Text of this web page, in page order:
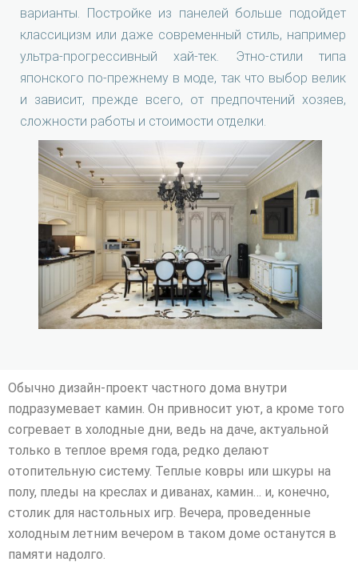
варианты. Постройке из панелей больше подойдет
классицизм или даже современный стиль, например
ультра-прогрессивный хай-тек. Этно-стили типа
японского по-прежнему в моде, так что выбор велик
и зависит, прежде всего, от предпочтений хозяев,
сложности работы и стоимости отделки.
Обычно дизайн-проект частного дома внутри
подразумевает камин. Он привносит уют, а кроме того
согревает в холодные дни, ведь на даче, актуальной
только в теплое время года, редко делают
отопительную систему. Теплые ковры или шкуры на
полу, пледы на креслах и диванах, камин… и, конечно,
столик для настольных игр. Вечера, проведенные
холодным летним вечером в таком доме останутся в
памяти надолго.